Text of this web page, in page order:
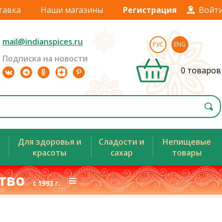
Наши магазины Регистрация
mail@indianspices.ru
Подписка на новости
РУС ENG
0 товаров
Для здоровья и
красоты
Сладости и
сахар
Непищевые
товары
с 1993 г.≡